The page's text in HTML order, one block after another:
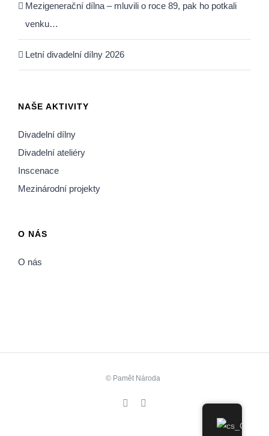
Mezigenerační dílna – mluvili o roce 89, pak ho potkali
venku…
Letní divadelní dílny 2026
NAŠE AKTIVITY
Divadelní dílny
Divadelní ateliéry
Inscenace
Mezinárodní projekty
O NÁS
O nás
© Pamět Národa
Facebook